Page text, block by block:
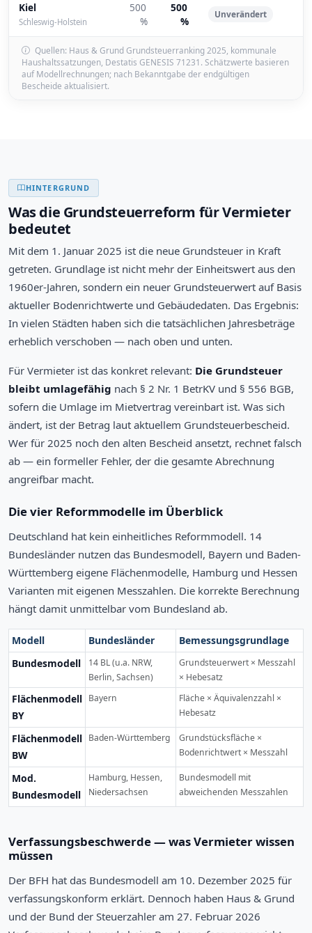
Kiel
Schleswig-Holstein
500
%
500
%
Unverändert
Quellen: Haus & Grund Grundsteuerranking 2025, kommunale
Haushaltssatzungen, Destatis GENESIS 71231. Schätzwerte basieren
auf Modellrechnungen; nach Bekanntgabe der endgültigen
Bescheide aktualisiert.
HINTERGRUND
Was die Grundsteuerreform für Vermieter
bedeutet
Mit dem 1. Januar 2025 ist die neue Grundsteuer in Kraft
getreten. Grundlage ist nicht mehr der Einheitswert aus den
1960er-Jahren, sondern ein neuer Grundsteuerwert auf Basis
aktueller Bodenrichtwerte und Gebäudedaten. Das Ergebnis:
In vielen Städten haben sich die tatsächlichen Jahresbeträge
erheblich verschoben — nach oben und unten.
Für Vermieter ist das konkret relevant: Die Grundsteuer
bleibt umlagefähig nach § 2 Nr. 1 BetrKV und § 556 BGB,
sofern die Umlage im Mietvertrag vereinbart ist. Was sich
ändert, ist der Betrag laut aktuellem Grundsteuerbescheid.
Wer für 2025 noch den alten Bescheid ansetzt, rechnet falsch
ab — ein formeller Fehler, der die gesamte Abrechnung
angreifbar macht.
Die vier Reformmodelle im Überblick
Deutschland hat kein einheitliches Reformmodell. 14
Bundesländer nutzen das Bundesmodell, Bayern und Baden-
Württemberg eigene Flächenmodelle, Hamburg und Hessen
Varianten mit eigenen Messzahlen. Die korrekte Berechnung
hängt damit unmittelbar vom Bundesland ab.
Modell Bundesländer
Bemessungsgrundlage
Bundesmodell
14 BL (u.a. NRW,
Berlin, Sachsen)
Grundsteuerwert × Messzahl
× Hebesatz
Flächenmodell
BY
Bayern
Fläche × Äquivalenzzahl ×
Hebesatz
Flächenmodell
BW
Baden-Württemberg
Grundstücksfläche ×
Bodenrichtwert × Messzahl
Mod.
Bundesmodell
Hamburg, Hessen,
Niedersachsen
Bundesmodell mit
abweichenden Messzahlen
Verfassungsbeschwerde — was Vermieter wissen
müssen
Der BFH hat das Bundesmodell am 10. Dezember 2025 für
verfassungskonform erklärt. Dennoch haben Haus & Grund
und der Bund der Steuerzahler am 27. Februar 2026